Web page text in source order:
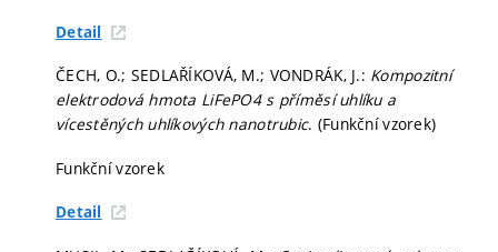
Detail
ČECH, O.; SEDLAŘÍKOVÁ, M.; VONDRÁK, J.: Kompozitní
elektrodová hmota LiFePO4 s příměsí uhlíku a
vícestěných uhlíkových nanotrubic. (Funkční vzorek)
Funkční vzorek
Detail